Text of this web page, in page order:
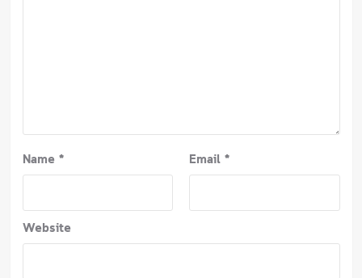
Name * Email *
Website